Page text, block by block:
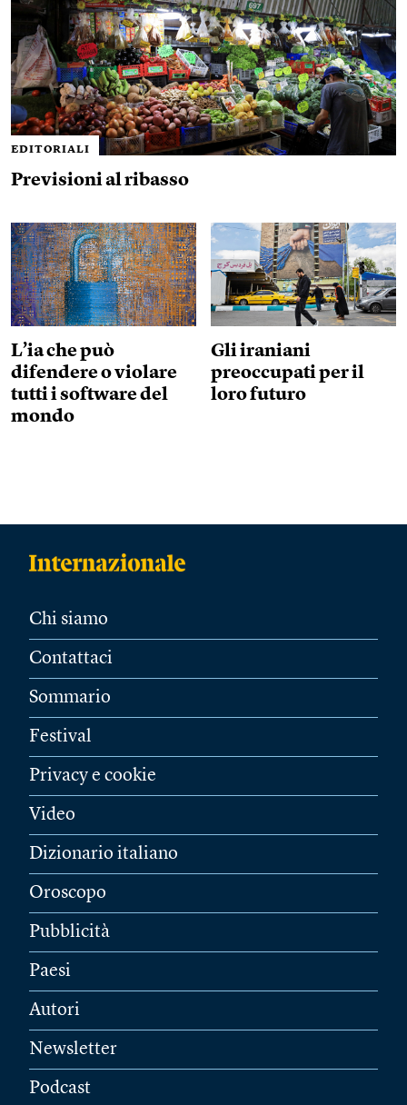
EDITORIALI
Previsioni al ribasso
L’ia che può
difendere o violare
tutti i software del
mondo
Gli iraniani
preoccupati per il
loro futuro
Chi siamo
Contattaci
Sommario
Festival
Privacy e cookie
Video
Dizionario italiano
Oroscopo
Pubblicità
Paesi
Autori
Newsletter
Podcast